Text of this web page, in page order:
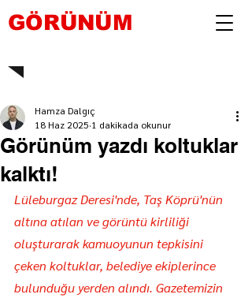
GÖRÜNÜM
Görünüm yazdı koltuklar
kalktı!
Hamza Dalgıç
18 Haz 2025 1 dakikada okunur
Lüleburgaz Deresi'nde, Taş Köprü'nün
altına atılan ve görüntü kirliliği
oluşturarak kamuoyunun tepkisini
çeken koltuklar, belediye ekiplerince
bulunduğu yerden alındı. Gazetemizin